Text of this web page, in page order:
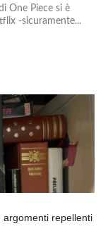
One Piece si è
-sicuramente...
repellenti